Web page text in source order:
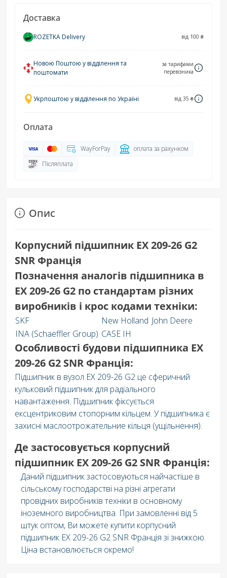
Доставка
ROZETKA Delivery від 100 ₴
Новою Поштою у відділення та
поштомати
за тарифами
перевізника
Укрпоштою у відділення по Україні від 35 ₴
Оплата
WayForPay
оплата за рахунком
Післяплата
Опис
Корпусний підшипник EX 209-26 G2
SNR Франція
Позначення аналогів підшипника в
EX 209-26 G2 по стандартам різних
виробників і крос кодами техніки:
SKF New Holland John Deere
INA (Schaeffler Group) CASE IH
Особливості будови підшипника EX
209-26 G2 SNR Франція:
Підшипник в вузол EX 209-26 G2 це сферичний
кульковий підшипник для радіального
навантаження. Підшипник фіксується
ексцентриковим стопорним кільцем. У підшипника є
захисні маслоотрожательние кільця (ущільнення).
Де застосовується корпусний
підшипник EX 209-26 G2 SNR Франція:
Даний підшипник застосовуються найчастіше в
сільському господарстві на різні агрегати
провідних виробників техніки в основному
іноземного виробництва. При замовленні від 5
штук оптом, Ви можете купити корпусний
підшипник EX 209-26 G2 SNR Франція зі знижкою.
Ціна встановлюється окремо!